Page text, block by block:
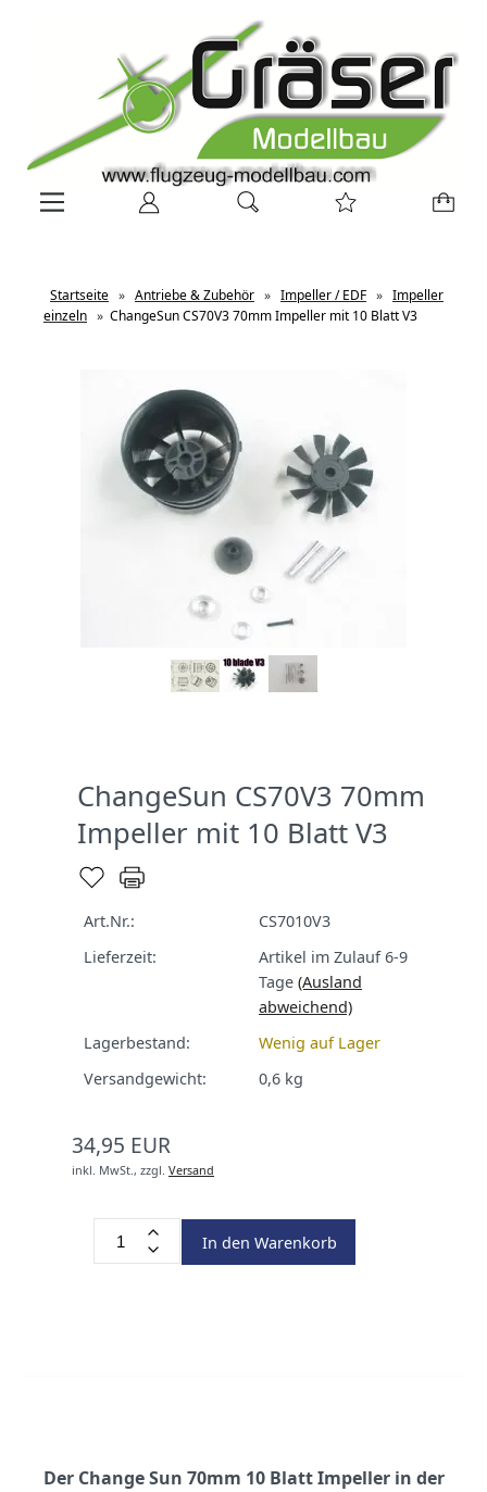
Startseite » Antriebe & Zubehör » Impeller / EDF » Impeller
einzeln » ChangeSun CS70V3 70mm Impeller mit 10 Blatt V3
ChangeSun CS70V3 70mm
Impeller mit 10 Blatt V3
Art.Nr.:
CS7010V3
Lieferzeit:
Artikel im Zulauf 6-9
Tage (Ausland
abweichend)
Lagerbestand:
Wenig auf Lager
Versandgewicht:
0,6 kg
34,95 EUR
inkl. MwSt., zzgl. Versand
In den Warenkorb
Der Change Sun 70mm 10 Blatt Impeller in der